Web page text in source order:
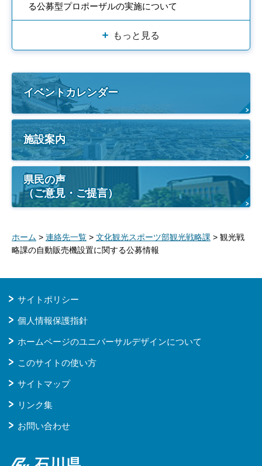
る公募型プロポーザルの実施について
もっと見る
イベントカレンダー
施設案内
県民の声
（ご意見・ご提言）
ホーム > 連絡先一覧 > 文化観光スポーツ部観光戦略課 > 観光戦
略課の自動販売機設置に関する公募情報
サイトポリシー
個人情報保護指針
ホームページのユニバーサルデザインについて
このサイトの使い方
サイトマップ
リンク集
お問い合わせ
石川県